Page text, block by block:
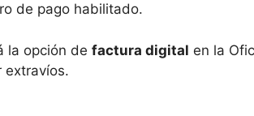
de pago habilitado.
la opción defactura digital en la
extravíos.